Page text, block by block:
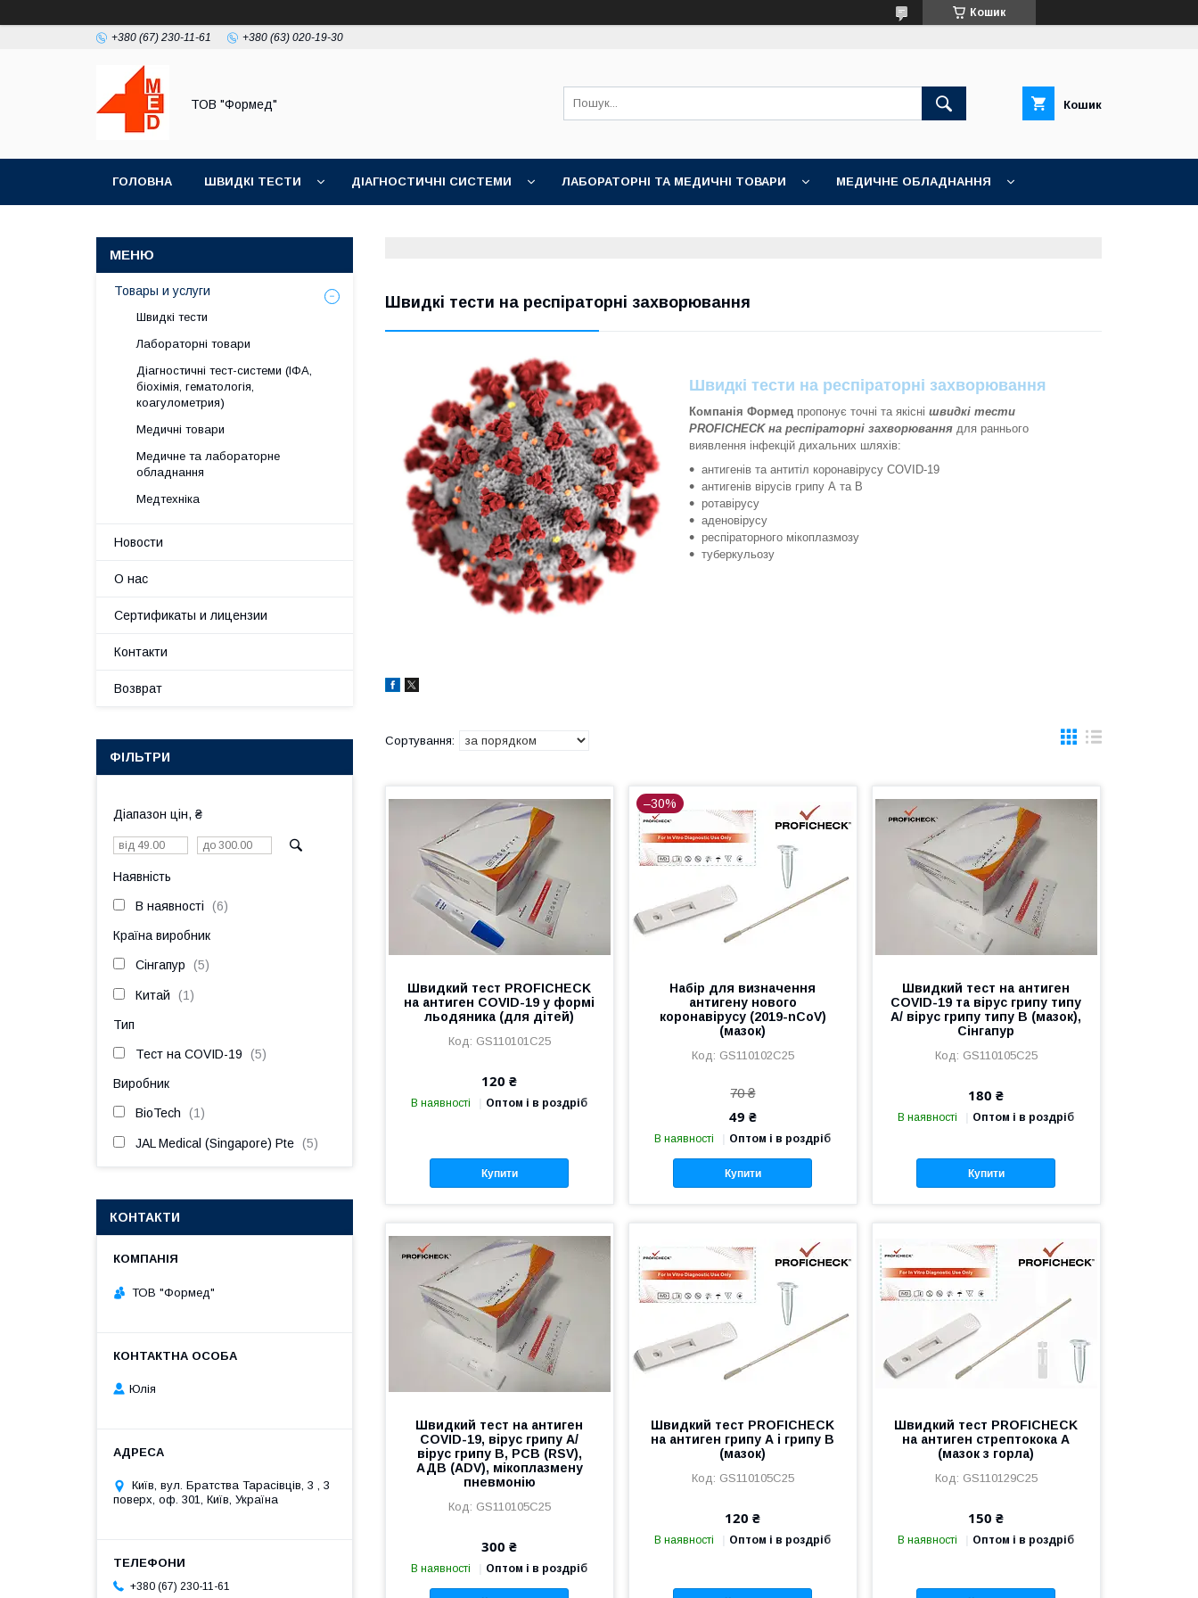
Кошик
+380 (67) 230-11-61 +380 (63) 020-19-30
ТОВ "Формед" Кошик
ГОЛОВНА ШВИДКІ ТЕСТИ ДІАГНОСТИЧНІ СИСТЕМИ ЛАБОРАТОРНІ ТА МЕДИЧНІ ТОВАРИ МЕДИЧНЕ ОБЛАДНАННЯ
Швидкі тести на респіраторні захворювання
Швидкі тести на респіраторні захворювання
Компанія Формед пропонує точні та якісні швидкі тести
PROFICHECK на респіраторні захворювання для раннього
виявлення інфекцій дихальних шляхів:
антигенів та антитіл коронавірусу COVID-19
антигенів вірусів грипу А та В
ротавірусу
аденовірусу
респіраторного мікоплазмозу
туберкульозу
Швидкий тест PROFICHECK
на антиген COVID-19 у формі
льодяника (для дітей)
GS110101C25
120 ₴
В наявності Оптом і в роздріб
Купити
–30%
Набір для визначення
антигену нового
коронавірусу (2019-nCoV)
(мазок)
GS110102C25
70 ₴
49 ₴
В наявності Оптом і в роздріб
Купити
Швидкий тест на антиген
COVID-19 та вірус грипу типу
А/ вірус грипу типу В (мазок),
Сінгапур
GS110105C25
180 ₴
В наявності Оптом і в роздріб
Купити
Швидкий тест на антиген
COVID-19, вірус грипу А/
вірус грипу В, РСВ (RSV),
АДВ (ADV), мікоплазмену
пневмонію
GS110105C25
300 ₴
В наявності Оптом і в роздріб
Швидкий тест PROFICHECK
на антиген грипу А і грипу В
(мазок)
GS110105C25
120 ₴
В наявності Оптом і в роздріб
Швидкий тест PROFICHECK
на антиген стрептокока А
(мазок з горла)
GS110129C25
150 ₴
В наявності Оптом і в роздріб
Товары и услуги
Швидкі тести
Лабораторні товари
Діагностичні тест-системи (ІФА,
біохімія, гематологія,
коагулометрия)
Медичні товари
Медичне та лабораторне
обладнання
Медтехніка
Новости
О нас
Сертификаты и лицензии
Контакти
Возврат
ФІЛЬТРИ
Діапазон цін, ₴
Наявність
В наявності 6
Країна виробник
Сінгапур 5
Китай 1
Тип
Тест на COVID-19 5
Виробник
BioTech 1
JAL Medical (Singapore) Pte 5
КОНТАКТИ
ТОВ "Формед"
Юлія
Київ, вул. Братства Тарасівців, 3 , 3
поверх, оф. 301, Київ, Україна
+380 (67) 230-11-61